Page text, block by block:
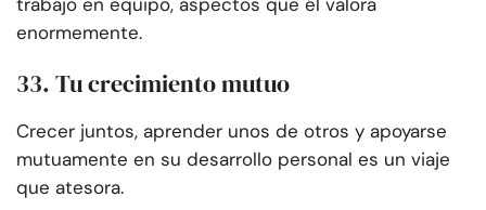
enormemente.
33. Tu crecimiento mutuo
Crecer juntos, aprender unos de otros y apoyarse
mutuamente en su desarrollo personal es un viaje
que atesora.